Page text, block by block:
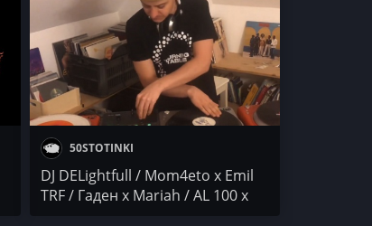
50STOTINKI
DJ DELightfull / Mom4eto x Emil
TRF / Гаден x Mariah / AL 100 x